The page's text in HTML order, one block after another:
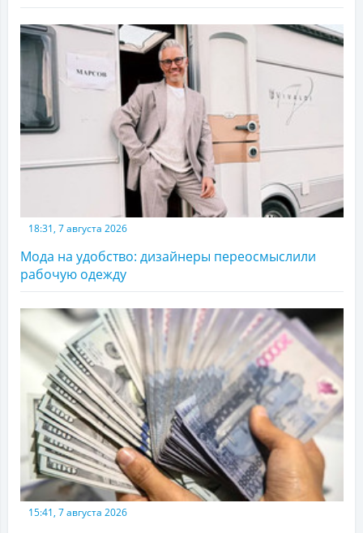
18:31, 7 августа 2026
Мода на удобство: дизайнеры переосмыслили
рабочую одежду
15:41, 7 августа 2026